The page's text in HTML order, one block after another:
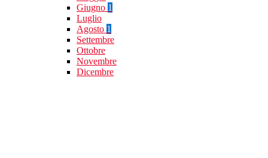
Giugno 1
Luglio
Agosto 1
Settembre
Ottobre
Novembre
Dicembre